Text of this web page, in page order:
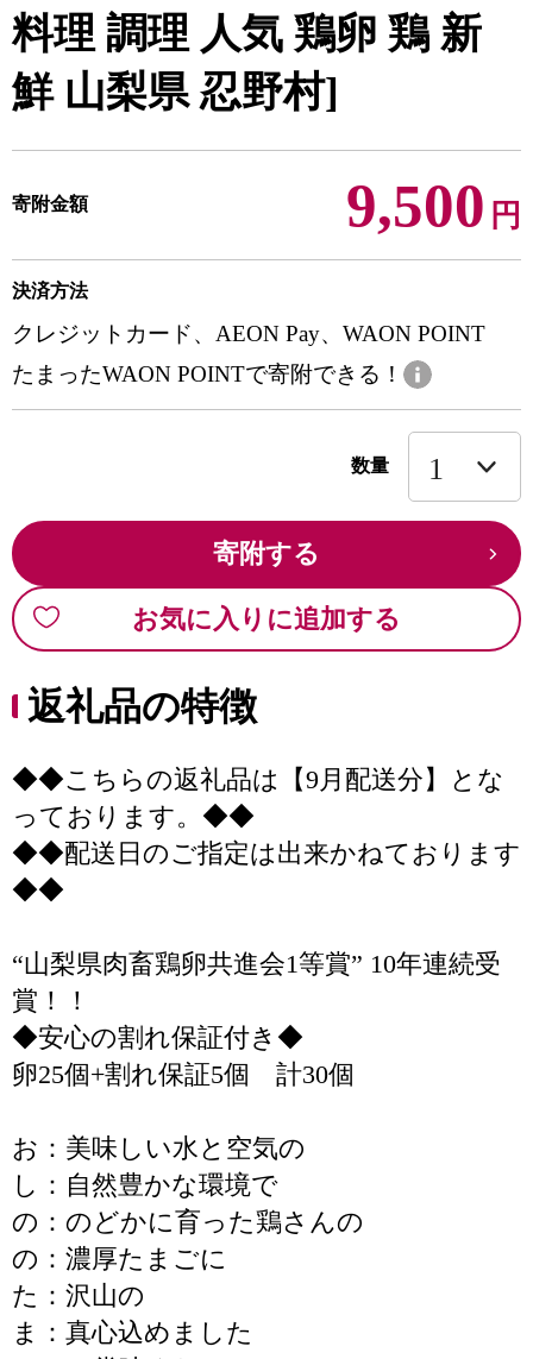
料理 調理 人気 鶏卵 鶏 新
鮮 山梨県 忍野村]
寄附金額 9,500 円
決済方法
クレジットカード、AEON Pay、WAON POINT
たまったWAON POINTで寄附できる！
数量
寄附する
お気に入りに追加する
返礼品の特徴
◆◆こちらの返礼品は【9月配送分】とな
っております。◆◆
◆◆配送日のご指定は出来かねております
◆◆
“山梨県肉畜鶏卵共進会1等賞” 10年連続受
賞！！
◆安心の割れ保証付き◆
卵25個+割れ保証5個 計30個
お：美味しい水と空気の
し：自然豊かな環境で
の：のどかに育った鶏さんの
の：濃厚たまごに
た：沢山の
ま：真心込めました